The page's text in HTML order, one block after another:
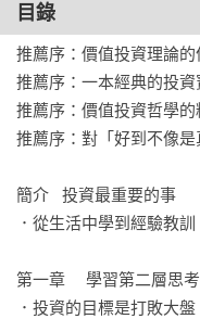
我們相信以下兩個概念：
法則1：多數事物都有週
法則2：在其他人忘記法
會。
在這種關鍵時刻要拒絕投
或是利空消息被忽視時。
目錄
推薦序：價值投資理論
推薦序：一本經典的投
推薦序：價值投資哲學
推薦序：對「好到不像
簡介   投資最重要的事
．從生活中學到經驗教訓
第一章	學習第二層思考
．投資的目標是打敗大盤